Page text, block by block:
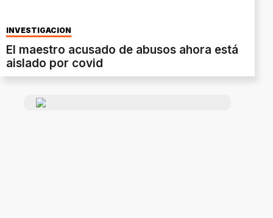
INVESTIGACIÓN
El maestro acusado de abusos ahora está
aislado por covid